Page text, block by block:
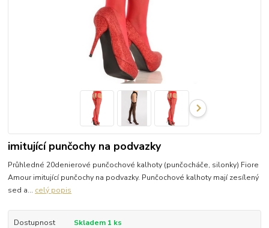
imitující punčochy na podvazky
Průhledné 20denierové punčochové kalhoty (punčocháče, silonky) Fiore
Amour imitující punčochy na podvazky. Punčochové kalhoty mají zesílený
sed a... celý popis
Dostupnost
Skladem 1 ks